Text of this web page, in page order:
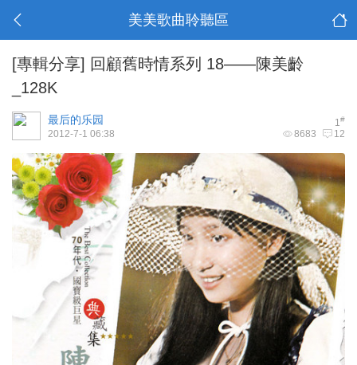
美美歌曲聆聽區
[專輯分享] 回顧舊時情系列 18——陳美齡
_128K
1#
最后的乐园
8683 12
2012-7-1 06:38